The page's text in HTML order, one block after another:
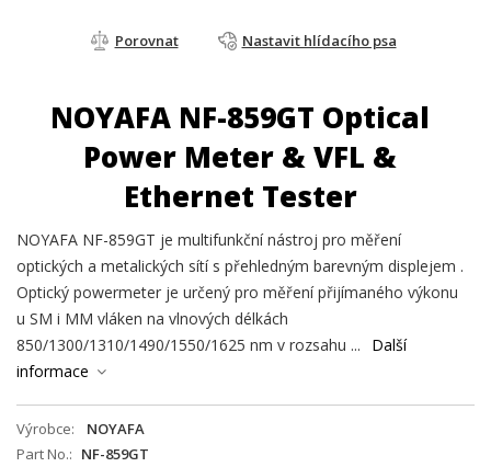
Porovnat Nastavit hlídacího psa
NOYAFA NF-859GT Optical
Power Meter & VFL &
Ethernet Tester
NOYAFA NF-859GT je multifunkční nástroj pro měření
optických a metalických sítí s přehledným barevným displejem .
Optický powermeter je určený pro měření přijímaného výkonu
u SM i MM vláken na vlnových délkách
850/1300/1310/1490/1550/1625 nm v rozsahu ...
Další
informace
Výrobce
NOYAFA
Part No.
NF-859GT